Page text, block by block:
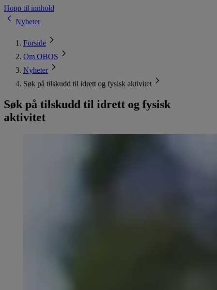
Hopp til innhold
Nyheter
Forside
Om OBOS
Nyheter
Søk på tilskudd til idrett og fysisk aktivitet
Søk på tilskudd til idrett og fysisk
aktivitet